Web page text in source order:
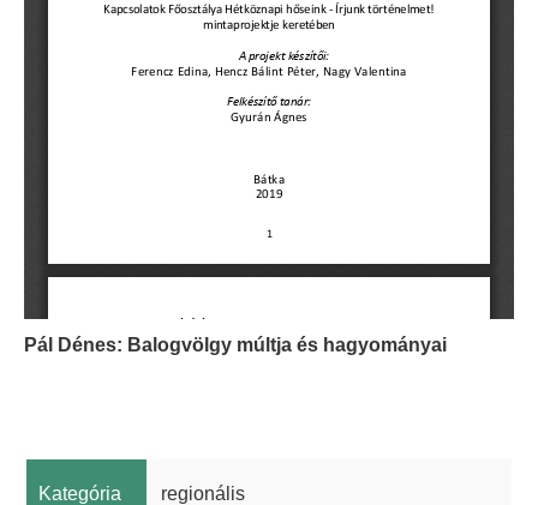
Pál Dénes: Balogvölgy múltja és hagyományai
Kategória regionális